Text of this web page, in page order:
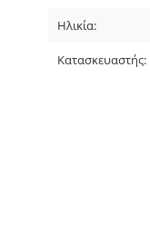
Ηλικία:
Κατασκευαστής: